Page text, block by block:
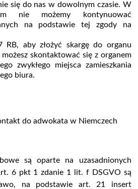
się do nas w dowolnym czasie. W
nie możemy kontynuować
na podstawie tej zgody na
RB, aby złożyć skargę do organu
możesz skontaktować się z organem
zwykłego miejsca zamieszkania
biura.
do adwokata w Niemczech
są oparte na uzasadnionych
6 pkt 1 zdanie 1 lit. f DSGVO są
na podstawie art. 21 insert